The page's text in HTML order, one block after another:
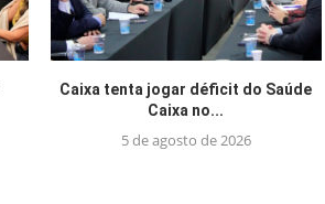
Caixa tenta jogar déficit do Saúde
Caixa no...
5 de agosto de 2026